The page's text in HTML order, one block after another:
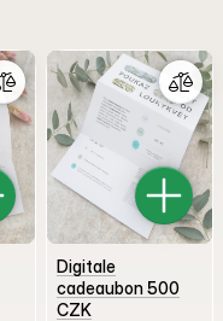
Digitale
cadeaubon 500
CZK